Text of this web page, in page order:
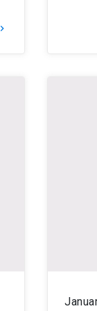
keyboard_arrow_right